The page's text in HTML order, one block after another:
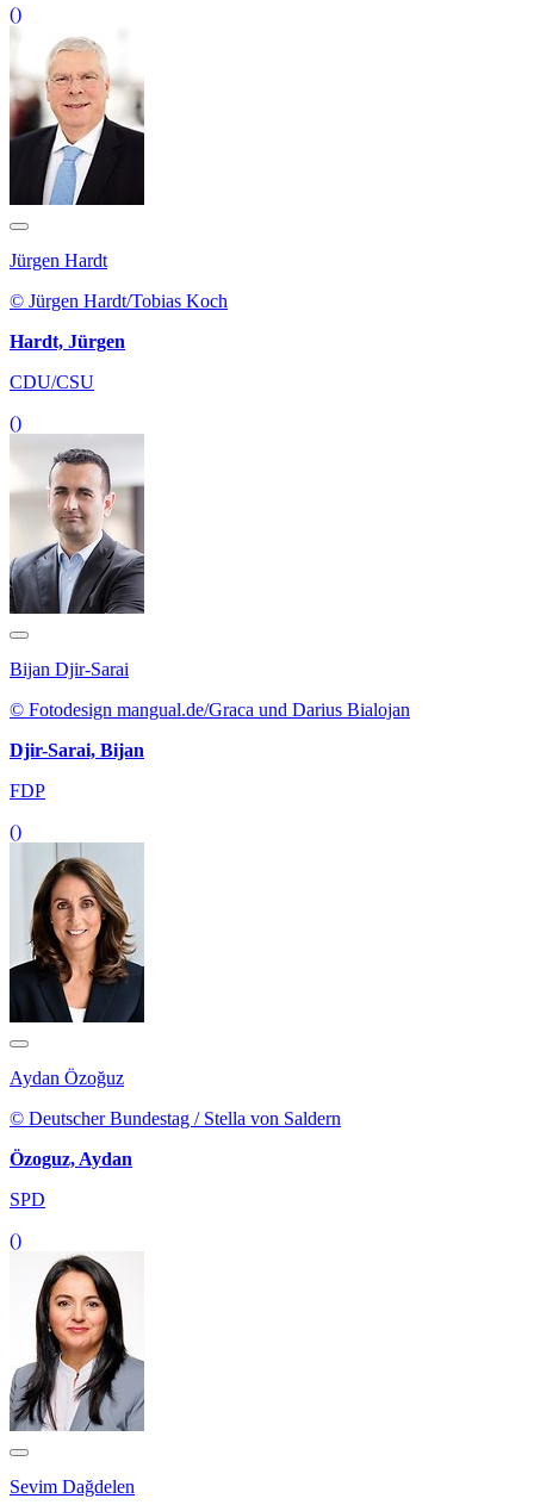
()
Jürgen Hardt
© Jürgen Hardt/Tobias Koch
Hardt, Jürgen
CDU/CSU
()
Bijan Djir-Sarai
© Fotodesign mangual.de/Graca und Darius Bialojan
Djir-Sarai, Bijan
FDP
()
Aydan Özoğuz
© Deutscher Bundestag / Stella von Saldern
Özoguz, Aydan
SPD
()
Sevim Dağdelen